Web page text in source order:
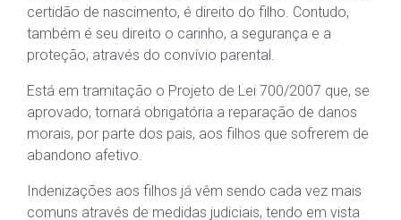
certidão de nascimento, é direito do filho. Contudo,
também é seu direito o carinho, a segurança e a
proteção, através do convívio parental.
Está em tramitação o Projeto de Lei 700/2007 que, se
aprovado, tornará obrigatória a reparação de danos
morais, por parte dos pais, aos filhos que sofrerem de
abandono afetivo.
Indenizações aos filhos já vêm sendo cada vez mais
comuns através de medidas judiciais, tendo em vista